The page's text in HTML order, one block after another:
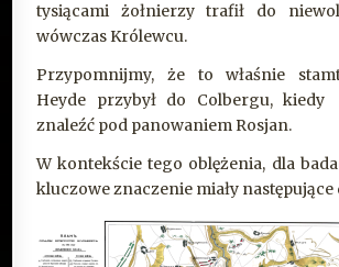
tysiącami żołnierzy trafił do
wówczas Królewcu.
Przypomnijmy, że to właśnie
Heyde przybył do Colbergu,
znaleźć pod panowaniem Rosjan.
W kontekście tego oblężenia, dla
kluczowe znaczenie miały następujące